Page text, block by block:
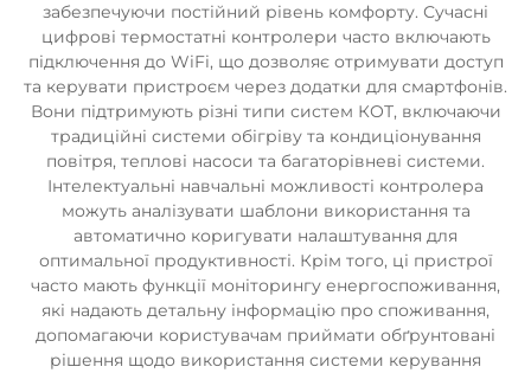
забезпечуючи постійний рівень комфорту. Сучасні
цифрові термостатні контролери часто включають
підключення до WiFi, що дозволяє отримувати доступ
та керувати пристроєм через додатки для смартфонів.
Вони підтримують різні типи систем КОТ, включаючи
традиційні системи обігріву та кондиціонування
повітря, теплові насоси та багаторівневі системи.
Інтелектуальні навчальні можливості контролера
можуть аналізувати шаблони використання та
автоматично коригувати налаштування для
оптимальної продуктивності. Крім того, ці пристрої
часто мають функції моніторингу енергоспоживання,
які надають детальну інформацію про споживання,
допомагаючи користувачам приймати обґрунтовані
рішення щодо використання системи керування